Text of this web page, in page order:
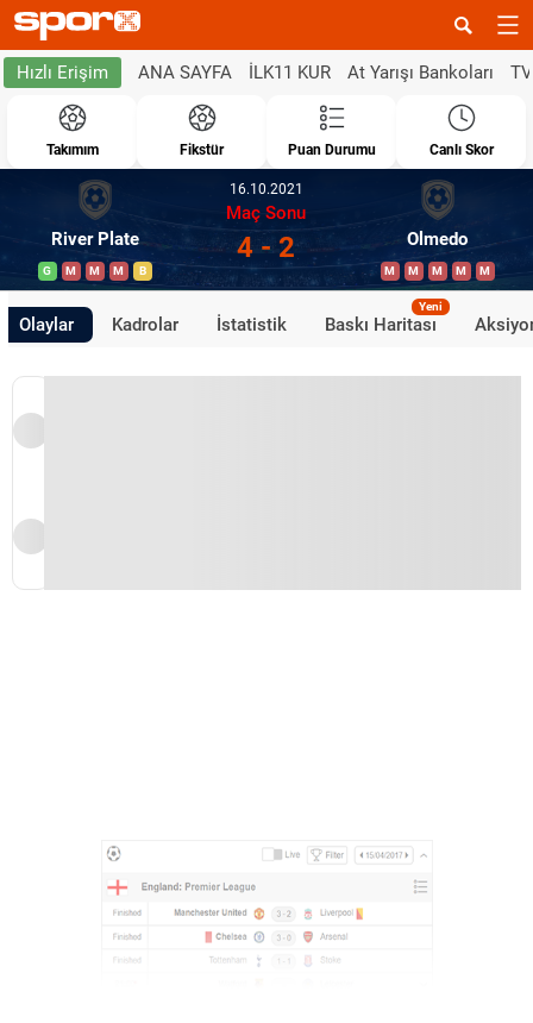
Hızlı Erişim ANA SAYFA İLK11 KUR At Yarışı Bankoları
Takımım Fikstür Puan Durumu Canlı Skor
River Plate
G M M M B
16.10.2021
Maç Sonu
4 - 2 Olmedo
M M M M M
Olaylar Kadrolar İstatistik Baskı Haritası
Yeni